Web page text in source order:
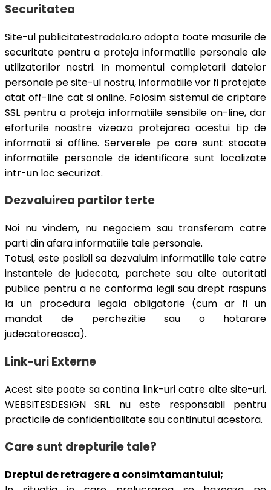
Securitatea
Site-ul publicitatestradala.ro adopta toate masurile de
securitate pentru a proteja informatiile personale ale
utilizatorilor nostri. In momentul completarii datelor
personale pe site-ul nostru, informatiile vor fi protejate
atat off-line cat si online. Folosim sistemul de criptare
SSL pentru a proteja informatiile sensibile on-line, dar
eforturile noastre vizeaza protejarea acestui tip de
informatii si offline. Serverele pe care sunt stocate
informatiile personale de identificare sunt localizate
intr-un loc securizat.
Dezvaluirea partilor terte
Noi nu vindem, nu negociem sau transferam catre
parti din afara informatiile tale personale.
Totusi, este posibil sa dezvaluim informatiile tale catre
instantele de judecata, parchete sau alte autoritati
publice pentru a ne conforma legii sau drept raspuns
la un procedura legala obligatorie (cum ar fi un
mandat de perchezitie sau o hotarare
judecatoreasca).
Link-uri Externe
Acest site poate sa contina link-uri catre alte site-uri.
WEBSITESDESIGN SRL nu este responsabil pentru
practicile de confidentialitate sau continutul acestora.
Care sunt drepturile tale?
Dreptul de retragere a consimtamantului;